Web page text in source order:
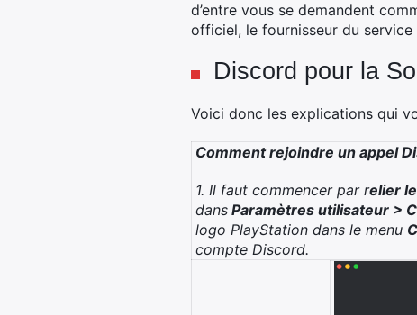
d’entre vous se demandent
officiel, le fournisseur du
Discord pour la
Voici donc les explications qui
Comment rejoindre un appel
1. Il faut commencer par relier
dans Paramètres utilisateur >
logo PlayStation dans le menu
compte Discord.